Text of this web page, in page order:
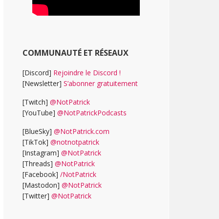
COMMUNAUTÉ ET RÉSEAUX
[Discord] Rejoindre le Discord !
[Newsletter] S’abonner gratuitement
[Twitch] @NotPatrick
[YouTube] @NotPatrickPodcasts
[BlueSky] @NotPatrick.com
[TikTok] @notnotpatrick
[Instagram] @NotPatrick
[Threads] @NotPatrick
[Facebook] /NotPatrick
[Mastodon] @NotPatrick
[Twitter] @NotPatrick